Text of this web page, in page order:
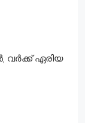
വർക്ക്‌ ഏരിയ